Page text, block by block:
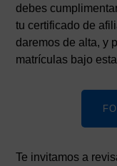
debes
tu certificado de
daremos de alta, y
matrículas bajo
Te invitamos a